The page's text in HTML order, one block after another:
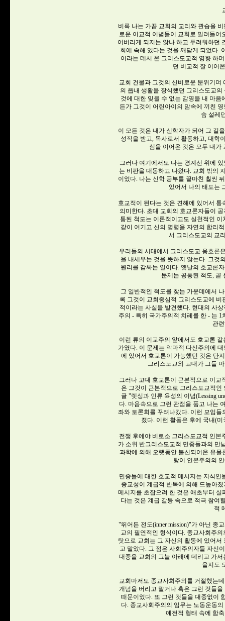
비록 나는 가끔 교회의 교리와 관습을
로운 이교적 이념들이 교회로 밀려들
어버리게 되지는 않나 하고 두려워하던
회에 속해 있다는 것을 깨닫게 되었다.
이라는 데서 온 그리스도교적 영향 하
던 비교적 잘 이어
교회 건물과 그것의 신비로운 분위기며
의 읍내 생활을 장식했던 그리스도교
것에 대한 잊을 수 없는 감명을 내 마
든가 그것이 어린아이의 맘속에 끼친
슴 설레
이 모든 것은 내가 신학자가 되어 그 길
성직을 받고, 목사로서 활동하고, 대학
심을 이어온 것은 모두 내가
그러나 여기에서도 나는 경계선 위에
는 비판을 대동하고 나왔다. 교회 밖의
이었다. 나는 신학 공부를 끝마친 훨씬
있어서 나의 태도는
호교적이 된다는 것은 견해에 있어서
의미한다. 초대 교회의 호교론자들이
통된 척도는 이론적이고도 실천적인
같이 여기고 신의 명령을 자연의 합리
서 그리스도교의 교
우리들의 시대에서 그리스도교 옹호론
을 내세우는 것을 뜻하지 않는다. 그것
원리를 감싸는 일이다. 옛날의 호교론
문제는 공통된 척도, 곧
그 일반적인 척도를 찾는 가운데에서
록 그것이 교회중심적 그리스도교에
적이라는 사실을 발견했다. 현대의 사
주의 - 특히 국가주의적 치레를 한 - 는
관
이런 류의 이교주의 앞에서도 호교론
가였다. 이 문제는 악마적 다신주의에
에 있어서 호교론이 가능했던 것은 단
그리스도교와 고대가 그들
그러나 고대 호교론이 근본적으로 이
은 그것이 근본적으로 그리스도교적
글 "렛싱과 인류 육성의 이념(Lessing
다. 마음속으로 그런 관점을 품고 나는
좌와 토론회를 꾸려나갔다. 이런 모임
졌다. 이런 활동은 후에 국내(
전쟁 후에야 비로소 그리스도교적 인
가 소위 반그리스도교적 민중들과의 만
과학에 의해 오랫동안 불신되어온 유
탕이 인본주의의
민중들에 대한 호교적 메시지는 지식
종교성이 계급적 반목에 의해 드높아
메시지를 초잡으려 한 것은 애초부터
다는 것은 계급 갈등 속으로 적극 참여
적
"뛰어든 전도(inner mission)"가 아닌 종
교의 필연적인 형식이다. 종교사회주
탓으로 교회는 그 자신의 활동에 있어
고 말았다. 그 점은 사회주의자들 자신
대중을 교회의 그늘 아래에 데리고 가
을지도
교회마저도 종교사회주의를 거절했는
개념을 버리고 말거나 혹은 그런 것들
때문이었다. 또 그런 것들을 대중없이
다. 종교사회주의의 임무는 노동운동
예전적 형태 속에 함